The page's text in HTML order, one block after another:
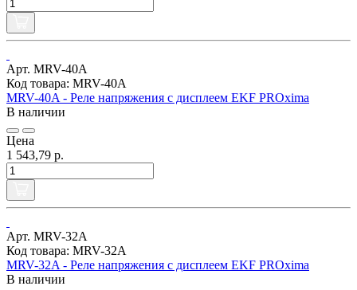
Арт. MRV-40A
Код товара: MRV-40A
MRV-40A - Реле напряжения с дисплеем EKF PROxima
В наличии
Цена
1 543,79 р.
Арт. MRV-32A
Код товара: MRV-32A
MRV-32A - Реле напряжения с дисплеем EKF PROxima
В наличии